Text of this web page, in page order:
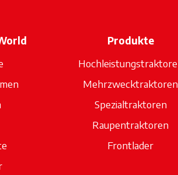
Produkte
Mehrzwecktraktoren
Spezialtraktoren
Raupentraktoren
Frontlader